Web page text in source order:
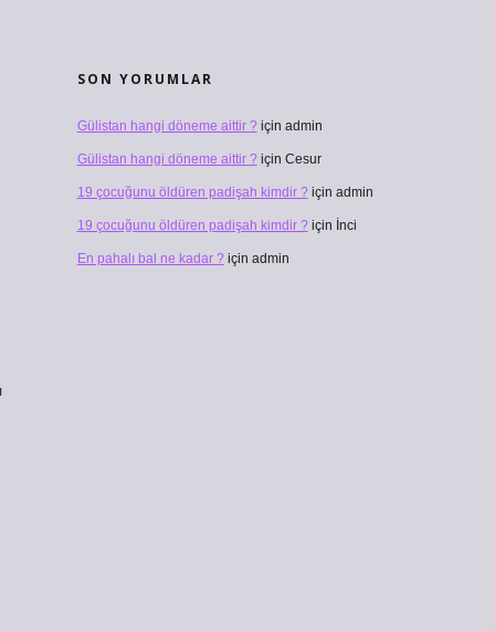
SON YORUMLAR
Gülistan hangi döneme aittir ?için admin
Gülistan hangi döneme aittir ?için Cesur
19 çocuğunu öldüren padişah kimdir ?için admin
19 çocuğunu öldüren padişah kimdir ?için İnci
En pahalı bal ne kadar ?için admin